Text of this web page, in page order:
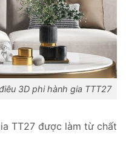
3D phi hành gia TTT27
TT27 được làm từ chất